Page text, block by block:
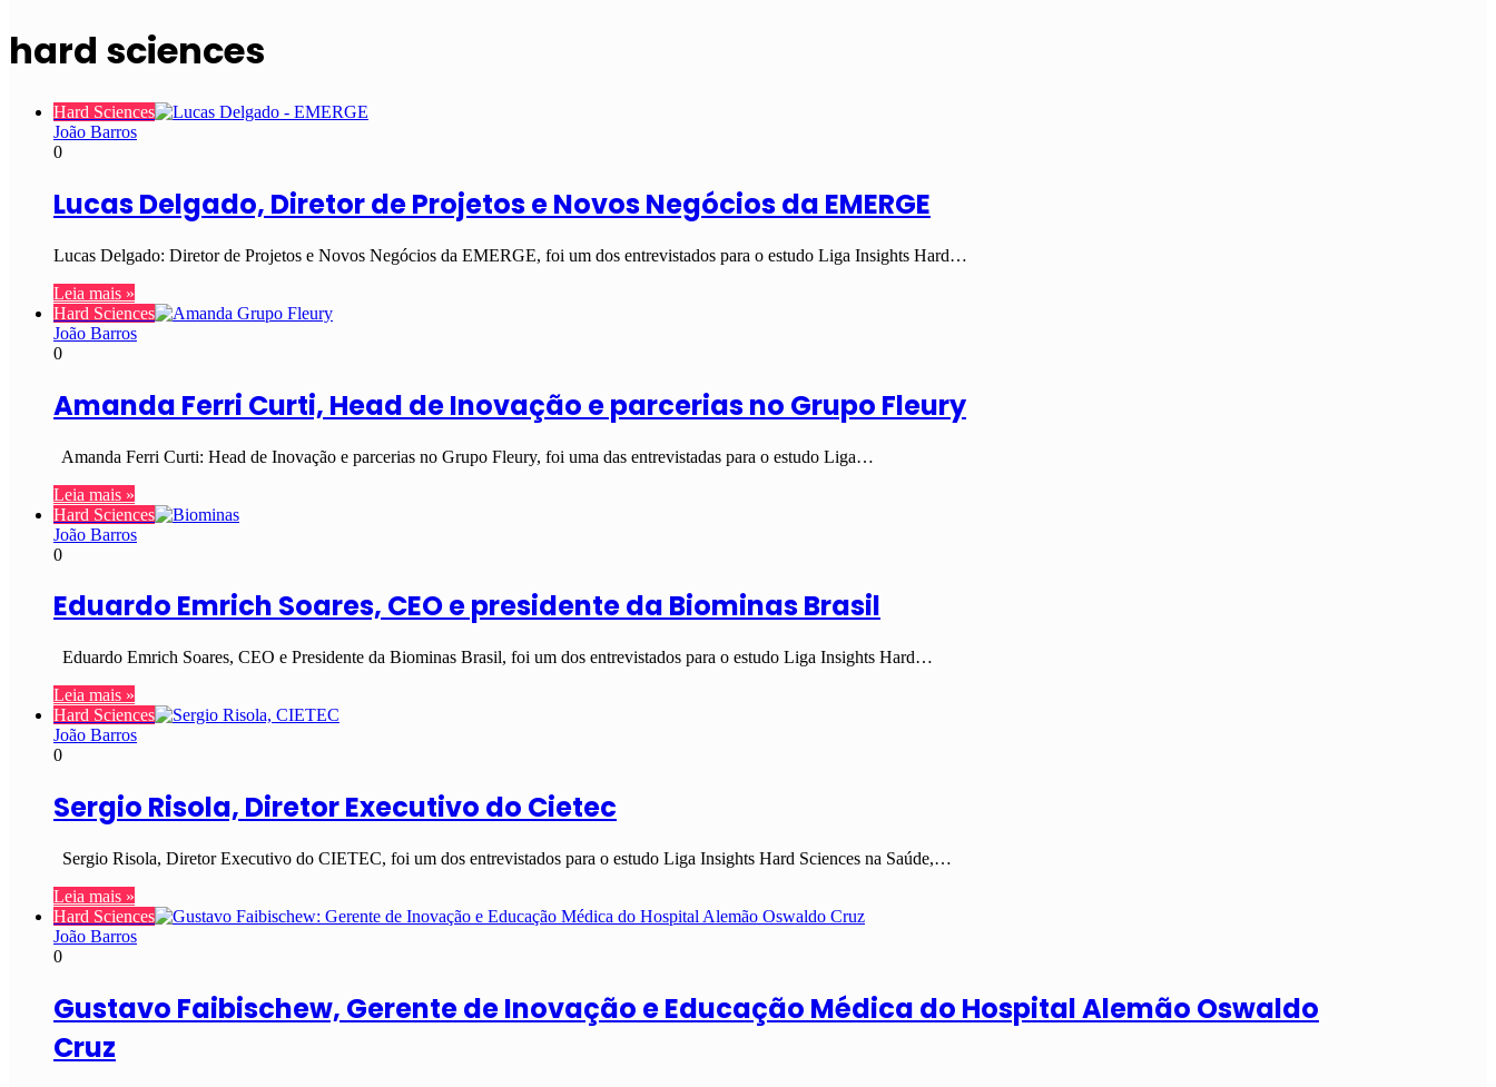
hard sciences
Hard Sciences
João Barros
0
Lucas Delgado, Diretor de Projetos e Novos Negócios da EMERGE
Lucas Delgado: Diretor de Projetos e Novos Negócios da EMERGE, foi um dos entrevistados para o estudo Liga Insights Hard…
Leia mais »
Hard Sciences
João Barros
0
Amanda Ferri Curti, Head de Inovação e parcerias no Grupo Fleury
Amanda Ferri Curti: Head de Inovação e parcerias no Grupo Fleury, foi uma das entrevistadas para o estudo Liga…
Leia mais »
Hard Sciences
João Barros
0
Eduardo Emrich Soares, CEO e presidente da Biominas Brasil
Eduardo Emrich Soares, CEO e Presidente da Biominas Brasil, foi um dos entrevistados para o estudo Liga Insights Hard…
Leia mais »
Hard Sciences
João Barros
0
Sergio Risola, Diretor Executivo do Cietec
Sergio Risola, Diretor Executivo do CIETEC, foi um dos entrevistados para o estudo Liga Insights Hard Sciences na Saúde,…
Leia mais »
Hard Sciences
João Barros
0
Gustavo Faibischew, Gerente de Inovação e Educação Médica do Hospital Alemão Oswaldo
Cruz